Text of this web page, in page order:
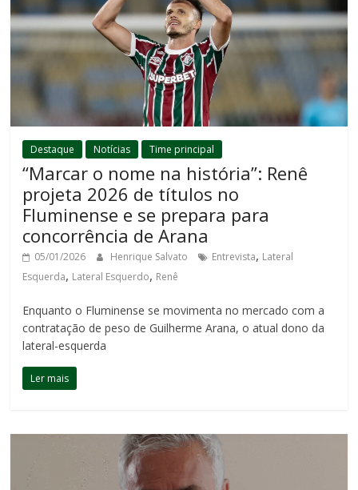
Destaque Notícias Time principal
“Marcar o nome na história”: Renê
projeta 2026 de títulos no
Fluminense e se prepara para
concorrência de Arana
05/01/2026 Henrique Salvato Entrevista, Lateral
Esquerda, Lateral Esquerdo, Renê
Enquanto o Fluminense se movimenta no mercado com a
contratação de peso de Guilherme Arana, o atual dono da
lateral-esquerda
Ler mais